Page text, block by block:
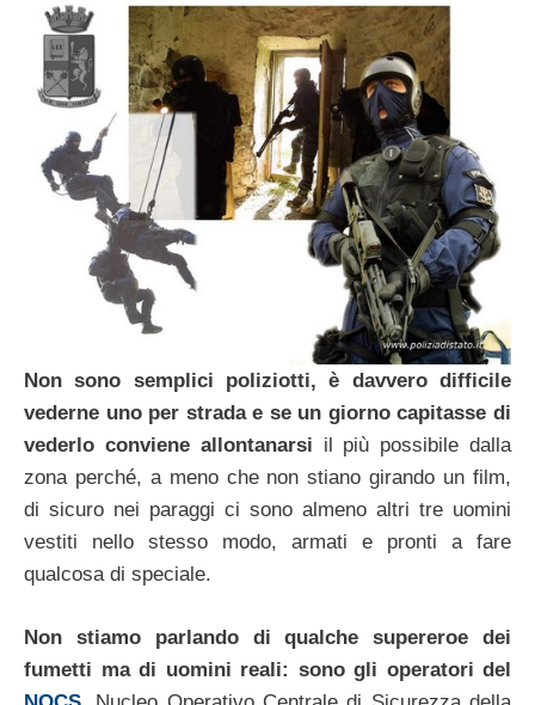
Non sono semplici poliziotti, è davvero difficile
vederne uno per strada e se un giorno capitasse di
vederlo conviene allontanarsi il più possibile dalla
zona perché, a meno che non stiano girando un film,
di sicuro nei paraggi ci sono almeno altri tre uomini
vestiti nello stesso modo, armati e pronti a fare
qualcosa di speciale.
Non stiamo parlando di qualche supereroe dei
fumetti ma di uomini reali: sono gli operatori del